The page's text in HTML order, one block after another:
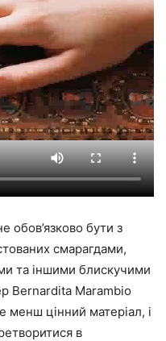
обов’язково бути з
смарагдами,
та іншими блискучими
Bernardita Marambio
цінний матеріал, і
в